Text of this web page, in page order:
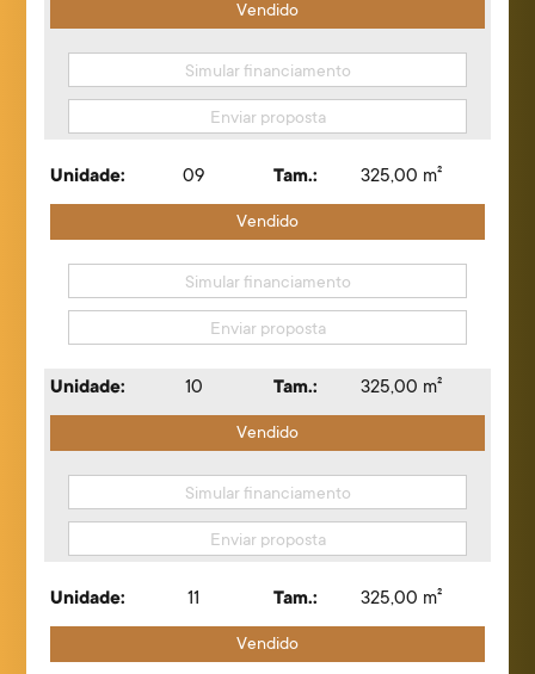
Vendido
Simular financiamento
Enviar proposta
Unidade: 09 Tam.: 325,00 m²
Vendido
Simular financiamento
Enviar proposta
Unidade: 10 Tam.: 325,00 m²
Vendido
Simular financiamento
Enviar proposta
Unidade: 11 Tam.: 325,00 m²
Vendido